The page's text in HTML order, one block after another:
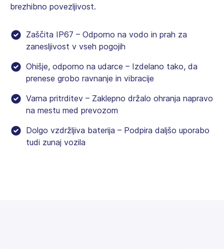
brezhibno povezljivost.
Zaščita IP67 – Odporno na vodo in prah za
zanesljivost v vseh pogojih
Ohišje, odporno na udarce – Izdelano tako, da
prenese grobo ravnanje in vibracije
Varna pritrditev – Zaklepno držalo ohranja napravo
na mestu med prevozom
Dolgo vzdržljiva baterija – Podpira daljšo uporabo
tudi zunaj vozila